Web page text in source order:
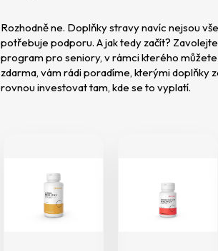
Rozhodně ne. Doplňky stravy navíc nejsou
potřebuje podporu. A jak tedy začít?
program pro seniory, v rámci kterého
zdarma, vám rádi poradíme, kterými doplňky
rovnou investovat tam, kde se to vyplatí.